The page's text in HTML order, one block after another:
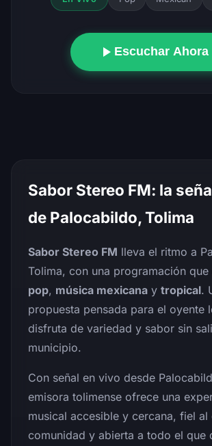
Escuchar Ahora
Sabor Stereo FM: la
de Palocabildo, Tolima
Sabor Stereo FM lleva el ritmo a
Tolima, con una programación que
pop, música mexicana y tropical.
propuesta pensada para el oyente
disfruta de variedad y sabor sin
municipio.
Con señal en vivo desde
emisora tolimense ofrece una
musical accesible y cercana, fiel al
comunidad y abierta a todo el que